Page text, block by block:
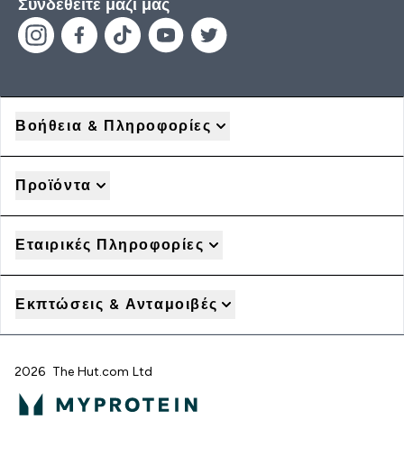
Συνδεθείτε μαζί μας
Βοήθεια & Πληροφορίες
Προϊόντα
Εταιρικές Πληροφορίες
Εκπτώσεις & Ανταμοιβές
2026 The Hut.com Ltd